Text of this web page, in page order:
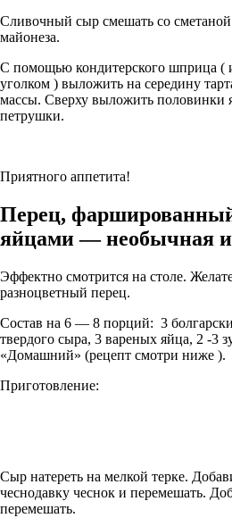
Сливочный сыр смешать со сметаной
майонеза.
С помощью кондитерского шприца (
уголком ) выложить на середину
массы. Сверху выложить половинки
петрушки.
Приятного аппетита!
Перец,
яйцами — необычная и
Эффектно смотрится на столе.
разноцветный перец.
Состав на 6 — 8 порций: 3
твердого сыра, 3 вареных яйца, 2 -3
«Домашний» (рецепт смотри ниже ).
Приготовление:
Сыр натереть на мелкой терке.
чеснодавку чеснок и перемешать.
перемешать.